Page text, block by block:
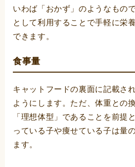
いわば「おかず」のようなもの
として利用することで手軽に栄
できます。
食事量
キャットフードの裏面に記載さ
ようにします。ただ、体重との
「理想体型」であることを前提
っている子や痩せている子は量
ます。